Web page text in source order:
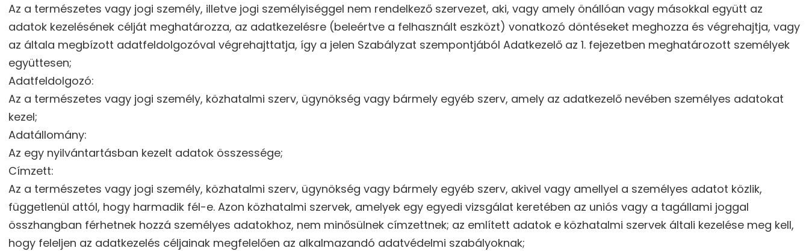
Az a természetes vagy jogi személy, illetve jogi személyiséggel nem rendelkező szervezet, aki, vagy amely önállóan vagy másokkal együtt az
adatok kezelésének célját meghatározza, az adatkezelésre (beleértve a felhasznált eszközt) vonatkozó döntéseket meghozza és végrehajtja, vagy
az általa megbízott adatfeldolgozóval végrehajttatja, így a jelen Szabályzat szempontjából Adatkezelő az 1. fejezetben meghatározott személyek
együttesen;
Adatfeldolgozó:
Az a természetes vagy jogi személy, közhatalmi szerv, ügynökség vagy bármely egyéb szerv, amely az adatkezelő nevében személyes adatokat
kezel;
Adatállomány:
Az egy nyilvántartásban kezelt adatok összessége;
Címzett:
Az a természetes vagy jogi személy, közhatalmi szerv, ügynökség vagy bármely egyéb szerv, akivel vagy amellyel a személyes adatot közlik,
függetlenül attól, hogy harmadik fél-e. Azon közhatalmi szervek, amelyek egy egyedi vizsgálat keretében az uniós vagy a tagállami joggal
összhangban férhetnek hozzá személyes adatokhoz, nem minősülnek címzettnek; az említett adatok e közhatalmi szervek általi kezelése meg kell,
hogy feleljen az adatkezelés céljainak megfelelően az alkalmazandó adatvédelmi szabályoknak;